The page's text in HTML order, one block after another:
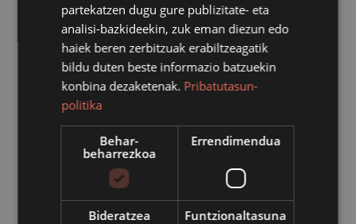
Ostegunetik aurrera, 06:30ean irekiko dute, gaur egun
baino ordu erdi lehenago.
Gero eta gehiago dira goizean goiz kirola egitera joaten
diren herritarrak, eta aukera hori errazteko asmoz,
partekatzen dugu gure publizitate- eta
analisi-bazkideekin, zuk eman diezun edo
haiek beren zerbitzuak erabiltzeagatik
bildu duten beste informazio batzuekin
konbina dezaketenak. Pribatutasun-
politika
Behar-
beharrezkoa
Errendimendua
Bideratzea Funtzionaltasuna